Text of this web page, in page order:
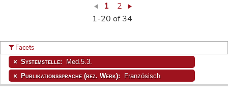
1
2
1-20 of 34
Facets
Systemstelle: Med.5.3.
Publikationssprache (rez. Werk): Französisch